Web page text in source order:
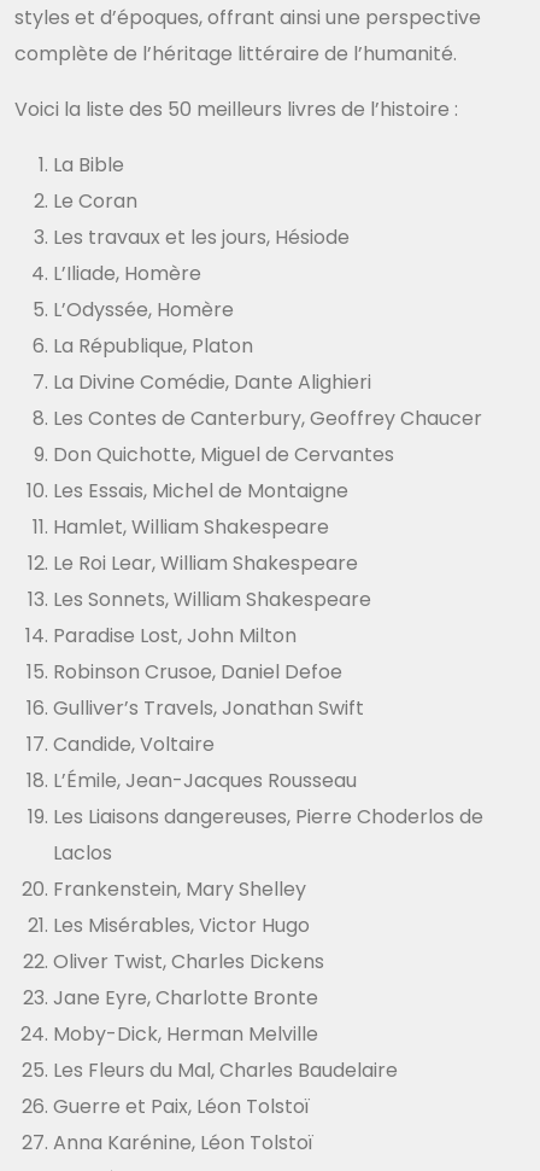
styles et d’époques, offrant ainsi une perspective
complète de l’héritage littéraire de l’humanité.
Voici la liste des 50 meilleurs livres de l’histoire :
La Bible
Le Coran
Les travaux et les jours, Hésiode
L’Iliade, Homère
L’Odyssée, Homère
La République, Platon
La Divine Comédie, Dante Alighieri
Les Contes de Canterbury, Geoffrey Chaucer
Don Quichotte, Miguel de Cervantes
Les Essais, Michel de Montaigne
Hamlet, William Shakespeare
Le Roi Lear, William Shakespeare
Les Sonnets, William Shakespeare
Paradise Lost, John Milton
Robinson Crusoe, Daniel Defoe
Gulliver’s Travels, Jonathan Swift
Candide, Voltaire
L’Émile, Jean-Jacques Rousseau
Les Liaisons dangereuses, Pierre Choderlos de
Laclos
Frankenstein, Mary Shelley
Les Misérables, Victor Hugo
Oliver Twist, Charles Dickens
Jane Eyre, Charlotte Bronte
Moby-Dick, Herman Melville
Les Fleurs du Mal, Charles Baudelaire
Guerre et Paix, Léon Tolstoï
Anna Karénine, Léon Tolstoï